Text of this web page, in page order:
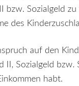
bzw. Sozialgeld
des
auf den
II, Sozialgeld
habt.